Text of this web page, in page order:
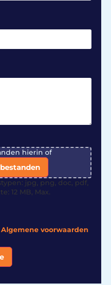
hierin of
jpg, png, doc, pdf,
12 MB, Max.
voorwaarden